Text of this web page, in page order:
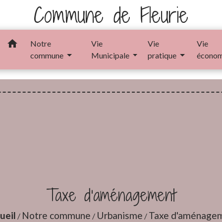
Commune de Fleurie
home
Notre
commune
Vie
Municipale
Vie
pratique
Vie
Taxe d'aménagement
/ Notre commune / Urbanisme / Taxe